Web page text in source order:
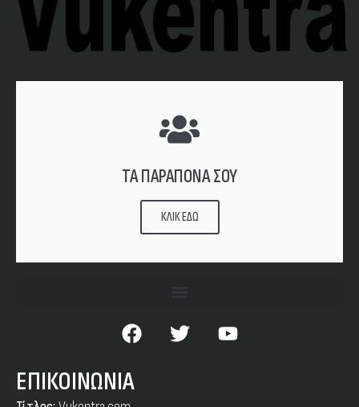
ΤΑ ΠΑΡΑΠΟΝΑ ΣΟΥ
ΚΛΙΚ ΕΔΩ
ΕΠΙΚΟΙΝΩΝΙΑ